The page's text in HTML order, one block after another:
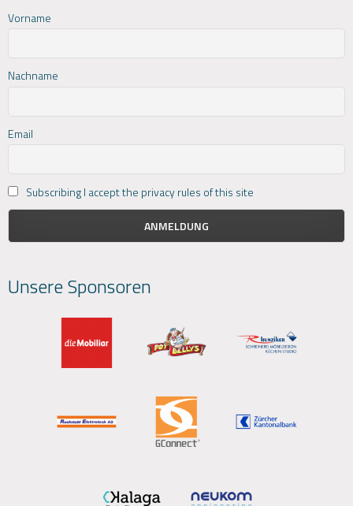
Vorname
Nachname
Email
Subscribing I accept the privacy rules of this site
Unsere Sponsoren